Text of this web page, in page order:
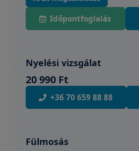
Időpontfoglalás
Nyelési vizsgálat
20 990 Ft
+36 70 659 88 88
Fülmosás